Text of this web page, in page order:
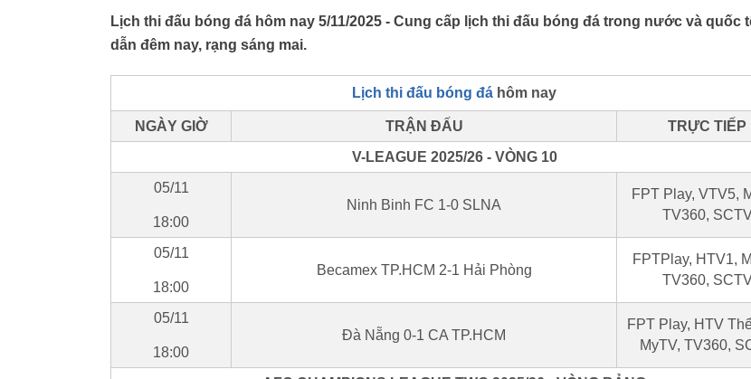
Lịch thi đấu bóng đá hôm nay 5/11/2025 - Cung cấp lịch thi đấu bóng đá trong nước và quốc
dẫn đêm nay, rạng sáng mai.
Lịch thi đấu bóng đá hôm nay
NGÀY GIỜ TRẬN ĐẤU
TRỰC TIẾP
V-LEAGUE 2025/26 - VÒNG 10
05/11
18:00
Ninh Binh FC 1-0 SLNA
FPT Play, VTV5,
TV360,
05/11
18:00
Becamex TP.HCM 2-1 Hải Phòng
FPTPlay, HTV1,
TV360,
05/11
18:00
Đà Nẵng 0-1 CA TP.HCM
FPT Play, HTV
MyTV, TV360,